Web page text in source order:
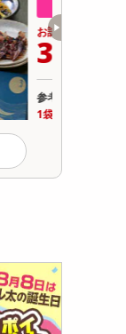
円
ープン
389 .7円